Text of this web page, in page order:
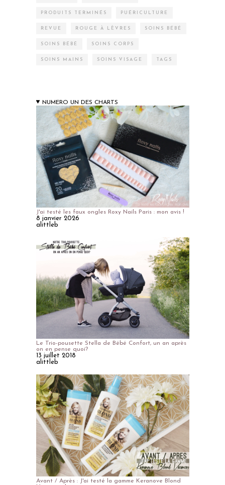
PRODUITS TERMINÉS PUÉRICULTURE
REVUE ROUGE À LÈVRES SOINS BÉBÉ
SOINS BÉBÉ SOINS CORPS
SOINS MAINS SOINS VISAGE TAGS
NUMERO UN DES CHARTS
J'ai testé les faux ongles Roxy Nails Paris : mon avis !
8 janvier 2026
alittleb
Le Trio-pousette Stella de Bébé Confort, un an après
on en pense quoi?
13 juillet 2018
alittleb
Avant / Après : J'ai testé la gamme Keranove Blond